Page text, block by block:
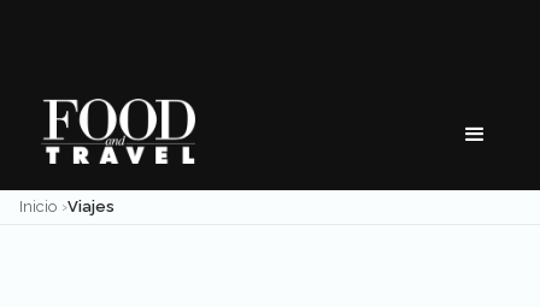
Inicio Viajes